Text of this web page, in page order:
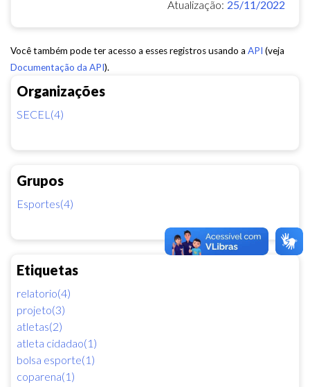
Organizações
SECEL(4)
Grupos
Esportes(4)
Etiquetas
relatorio(4)
projeto(3)
atletas(2)
atleta cidadao(1)
bolsa esporte(1)
coparena(1)
Atualização: 25/11/2022
Você também pode ter acesso a esses registros usando a API (veja
Documentação da API).